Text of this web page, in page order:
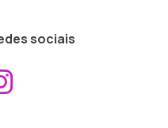
sociais
ao